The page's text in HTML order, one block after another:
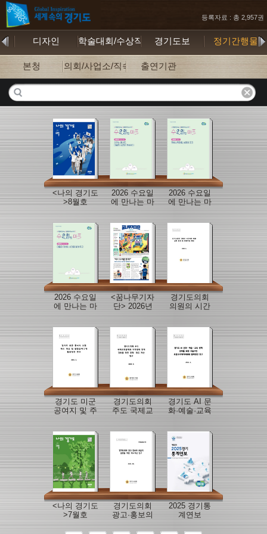
등록자료 : 총 2,957권
디자인 학술대회/수상작 경기도보 정기간행물
본청 의회/사업소/직속기관출연기관
<나의 경기도
>8월호
2026 수요일
에 만나는 마
호)
2026 수요일
에 만나는 마
2026 수요일
에 만나는 마
<꿈나무기자
단> 2026년
경기도의회
의원의 시간
정지원 방안
경기도 미군
공여지 및 주
반환공여구
역 활용방안
연구
경기도의회
주도 국제교
강화를 위한
선 연구
경기도 AI 문
화·예술·교육
반 로컬크리
에이터와의
협력방안 연
구
<나의 경기도
>7월호
경기도의회
광고·홍보의
2025 경기통
계연보